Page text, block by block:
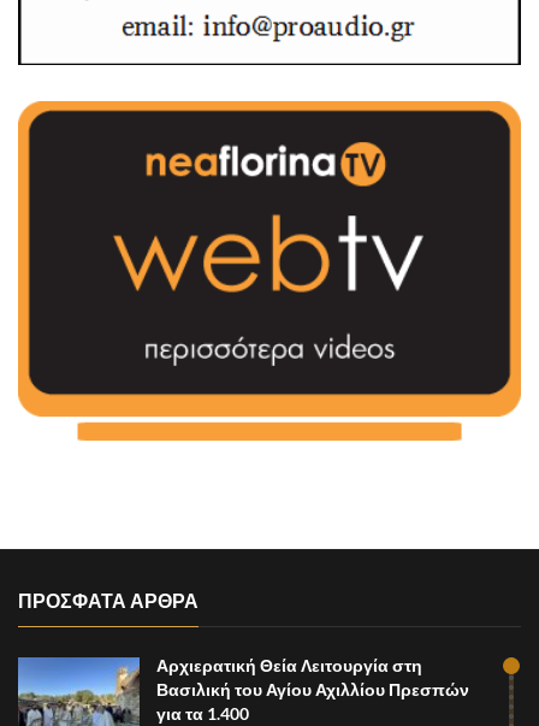
ΠΡΟΣΦΑΤΑ ΑΡΘΡΑ
Αρχιερατική Θεία Λειτουργία στη
Βασιλική του Αγίου Αχιλλίου Πρεσπών
για τα 1.400